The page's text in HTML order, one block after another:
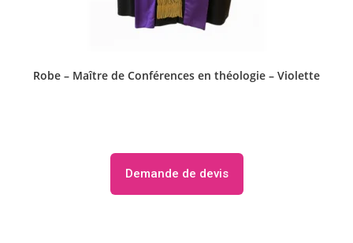
Robe – Maître de Conférences en théologie – Violette
Demande de devis